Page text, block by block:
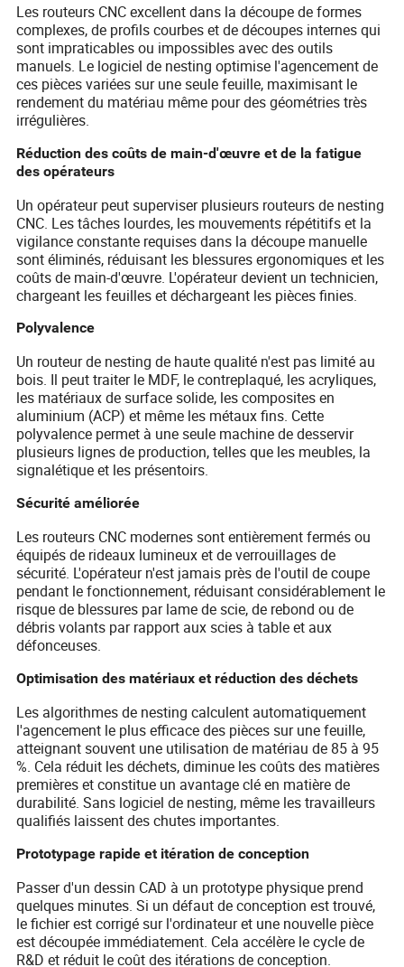
Les routeurs CNC excellent dans la découpe de formes
complexes, de profils courbes et de découpes internes qui
sont impraticables ou impossibles avec des outils
manuels. Le logiciel de nesting optimise l'agencement de
ces pièces variées sur une seule feuille, maximisant le
rendement du matériau même pour des géométries très
irrégulières.
Réduction des coûts de main-d'œuvre et de la fatigue
des opérateurs
Un opérateur peut superviser plusieurs routeurs de nesting
CNC. Les tâches lourdes, les mouvements répétitifs et la
vigilance constante requises dans la découpe manuelle
sont éliminés, réduisant les blessures ergonomiques et les
coûts de main-d'œuvre. L'opérateur devient un technicien,
chargeant les feuilles et déchargeant les pièces finies.
Polyvalence
Un routeur de nesting de haute qualité n'est pas limité au
bois. Il peut traiter le MDF, le contreplaqué, les acryliques,
les matériaux de surface solide, les composites en
aluminium (ACP) et même les métaux fins. Cette
polyvalence permet à une seule machine de desservir
plusieurs lignes de production, telles que les meubles, la
signalétique et les présentoirs.
Sécurité améliorée
Les routeurs CNC modernes sont entièrement fermés ou
équipés de rideaux lumineux et de verrouillages de
sécurité. L'opérateur n'est jamais près de l'outil de coupe
pendant le fonctionnement, réduisant considérablement le
risque de blessures par lame de scie, de rebond ou de
débris volants par rapport aux scies à table et aux
défonceuses.
Optimisation des matériaux et réduction des déchets
Les algorithmes de nesting calculent automatiquement
l'agencement le plus efficace des pièces sur une feuille,
atteignant souvent une utilisation de matériau de 85 à 95
%. Cela réduit les déchets, diminue les coûts des matières
premières et constitue un avantage clé en matière de
durabilité. Sans logiciel de nesting, même les travailleurs
qualifiés laissent des chutes importantes.
Prototypage rapide et itération de conception
Passer d'un dessin CAD à un prototype physique prend
quelques minutes. Si un défaut de conception est trouvé,
le fichier est corrigé sur l'ordinateur et une nouvelle pièce
est découpée immédiatement. Cela accélère le cycle de
R&D et réduit le coût des itérations de conception.